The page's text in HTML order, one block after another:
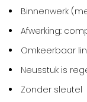
Binnenwerk
Afwerking:
Omkeerbaar
Neusstuk is
Zonder sleutel